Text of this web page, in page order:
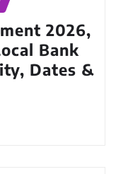
2026,
Bank
Dates &